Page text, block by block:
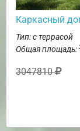
Каркасный
Тип: с террасой
Общая площадь:
3047810